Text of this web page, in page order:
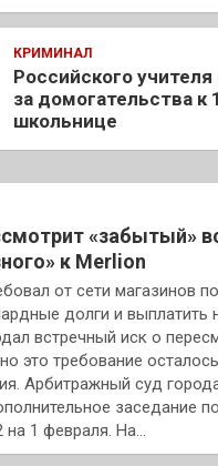
КРИМИНАЛ
Российского
за домогательства к
школьнице
«забытый»
к Merlion
от сети магазинов
долги и выплатить
встречный иск о
это требование
Арбитражный суд
заседание
1 февраля. На…